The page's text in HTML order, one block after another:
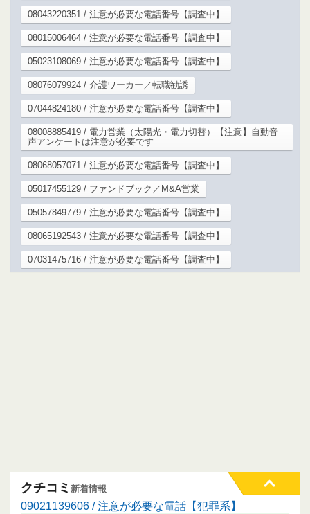
08043220351 / 注意が必要な電話番号【調査中】
08015006464 / 注意が必要な電話番号【調査中】
05023108069 / 注意が必要な電話番号【調査中】
08076079924 / 介護ワーカー／転職勧誘
07044824180 / 注意が必要な電話番号【調査中】
08008885419 / 電力営業（太陽光・電力切替）【注意】自動音
声アンケートは注意が必要です
08068057071 / 注意が必要な電話番号【調査中】
05017455129 / ファンドブック／M&A営業
05057849779 / 注意が必要な電話番号【調査中】
08065192543 / 注意が必要な電話番号【調査中】
07031475716 / 注意が必要な電話番号【調査中】
クチコミ 新着情報
09021139606 / 注意が必要な電話【犯罪系】